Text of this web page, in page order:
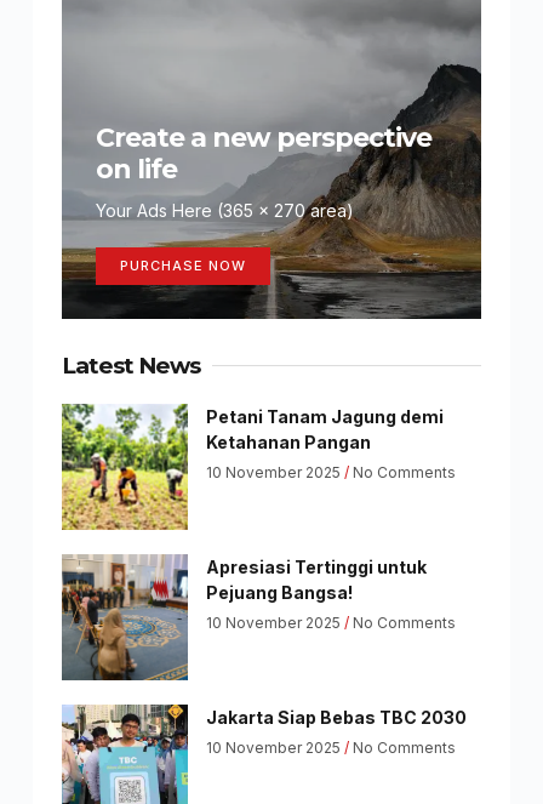
Create a new perspective
on life
Your Ads Here (365 x 270 area)
PURCHASE NOW
Latest News
Petani Tanam Jagung demi
Ketahanan Pangan
10 November 2025 No Comments
Apresiasi Tertinggi untuk
Pejuang Bangsa!
10 November 2025 No Comments
Jakarta Siap Bebas TBC 2030
10 November 2025 No Comments